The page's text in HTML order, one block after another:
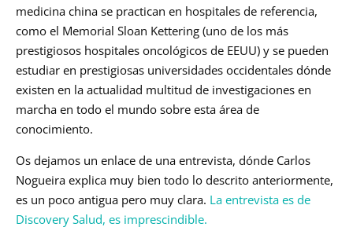
medicina china se practican en hospitales de referencia,
como el Memorial Sloan Kettering (uno de los más
prestigiosos hospitales oncológicos de EEUU) y se pueden
estudiar en prestigiosas universidades occidentales dónde
existen en la actualidad multitud de investigaciones en
marcha en todo el mundo sobre esta área de
conocimiento.
Os dejamos un enlace de una entrevista, dónde Carlos
Nogueira explica muy bien todo lo descrito anteriormente,
es un poco antigua pero muy clara. La entrevista es de
Discovery Salud, es imprescindible.